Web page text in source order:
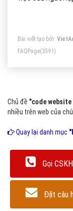
Bài viết tạo bởi:
FAQPage(3591)
Chủ đề "code
nhiều trên web của
Quay lại danh mục
Gọi CSKH
Đặt câu